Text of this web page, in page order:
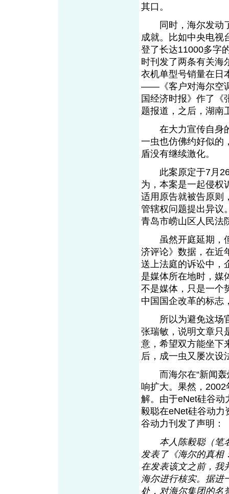
其口。
同时，海尔发动了
成就。比如中央电视
登了长达11000多字
时刊发了两条有关
衣机单型号销量在日
——《客户对海尔空
国经济时报》作了《
题报道，之后，湖
在大力宣传自身的
一虫也仿佛约好似的
盾没有继续激化。
此案原定于7月26
为，本案是一起侵权
适用原告就被告原则
管辖权问题提出异议
青岛市崂山区人民法
虽然开庭延期，但
济评论》数据，在近
送上法庭的诉讼中，
是媒体所在地时，媒
不是媒体，只是一个
中国国企改革的标志
所以为避免这场官
张瑞敏，说明文章只
意，希望双方能坐下
后，成一虫又屡次设
而海尔在“新闻轰
响扩大。果然，
解。由于eNet硅谷动
毅聪在eNet硅谷动力
谷动力刊发了声明
本人陈毅聪（笔
发表了《海尔的真相
在发表该文之前，我
海尔进行核实。据进
处，对海尔集团的名